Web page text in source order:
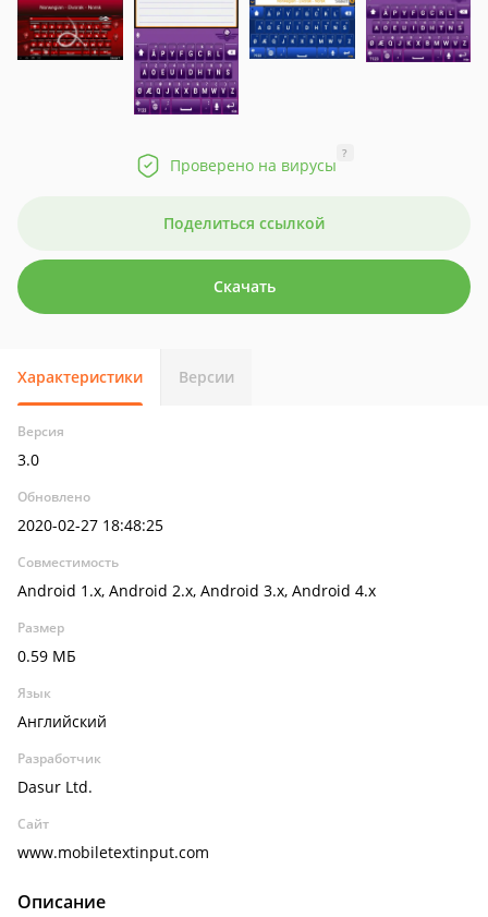
Проверено на вирусы
?
Поделиться ссылкой
Скачать
Характеристики Версии
Версия
3.0
Обновлено
2020-02-27 18:48:25
Совместимость
Android 1.x, Android 2.x, Android 3.x, Android 4.x
Размер
0.59 МБ
Язык
Английский
Разработчик
Dasur Ltd.
Сайт
www.mobiletextinput.com
Описание